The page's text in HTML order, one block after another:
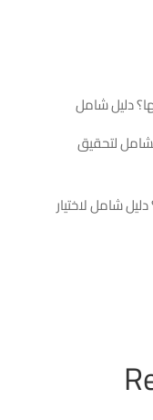
دليل شامل
لتحقيق
شامل لاختيار